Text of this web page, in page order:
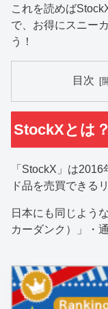
これを読めば
で、お得にスニー
う！
目次
StockXとは？
「StockX」は
ド品を売買できる
日本にも同じよう
カーダンク）」・